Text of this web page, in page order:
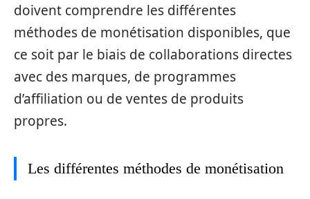
doivent comprendre les différentes
méthodes de monétisation disponibles, que
ce soit par le biais de collaborations directes
avec des marques, de programmes
d’affiliation ou de ventes de produits
propres.
Les différentes méthodes de monétisation